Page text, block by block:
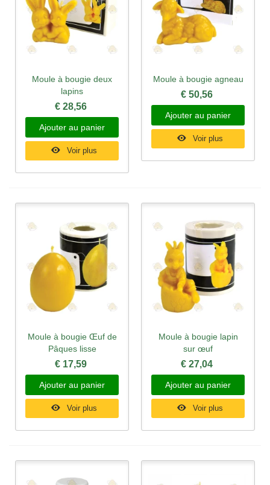
Moule à bougie deux
lapins
€ 28,56
Ajouter au panier
Voir plus
Moule à bougie agneau
€ 50,56
Ajouter au panier
Voir plus
Moule à bougie Œuf de
Pâques lisse
€ 17,59
Ajouter au panier
Voir plus
Moule à bougie lapin
sur œuf
€ 27,04
Ajouter au panier
Voir plus